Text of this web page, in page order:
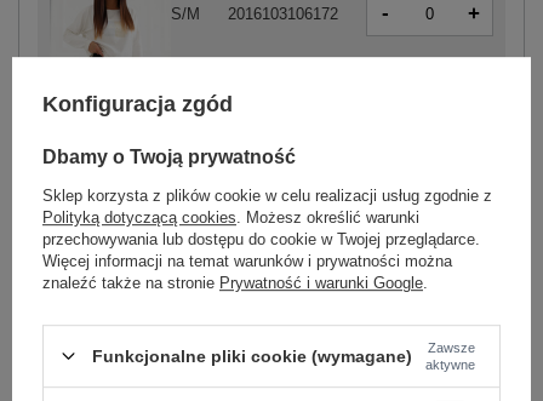
ecru
S/M 2016103106172 - +
2016103106189
ZALOGUJ SIĘ I ZOBACZ CENĘ
Konfiguracja zgód
Dbamy o Twoją prywatność
Sklep korzysta z plików cookie w celu realizacji usług zgodnie z
Polityką dotyczącą cookies . Możesz określić warunki
przechowywania lub dostępu do cookie w Twojej przeglądarce.
Więcej informacji na temat warunków i prywatności można
znaleźć także na stronie Prywatność i warunki Google
Funkcjonalne pliki cookie (wymagane)
Zawsze
aktywne